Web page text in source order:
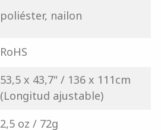
poliéster, nailon
RoHS
53,5 x 43,7" / 136 x 111cm
(Longitud ajustable)
2,5 oz / 72g